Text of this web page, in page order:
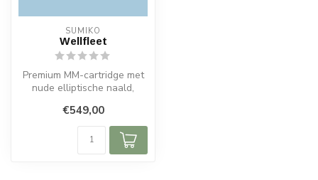
SUMIKO
Wellfleet
Premium MM-cartridge met
nude elliptische naald,
comp...
€549,00